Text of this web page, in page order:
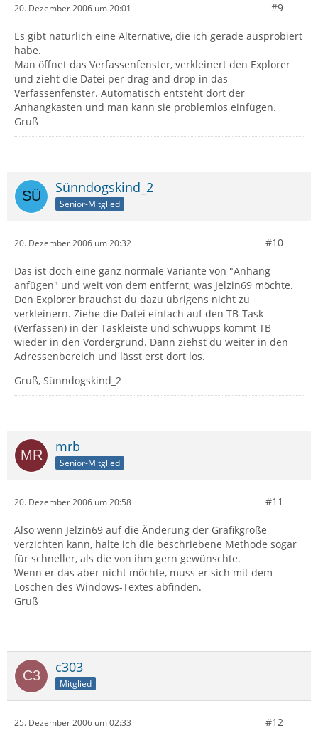
20. Dezember 2006 um 20:01 #9
Es gibt natürlich eine Alternative, die ich gerade ausprobiert
habe.
Man öffnet das Verfassenfenster, verkleinert den Explorer
und zieht die Datei per drag and drop in das
Verfassenfenster. Automatisch entsteht dort der
Anhangkasten und man kann sie problemlos einfügen.
Gruß
Sünndogskind_2
Senior-Mitglied
20. Dezember 2006 um 20:32 #10
Das ist doch eine ganz normale Variante von "Anhang
anfügen" und weit von dem entfernt, was Jelzin69 möchte.
Den Explorer brauchst du dazu übrigens nicht zu
verkleinern. Ziehe die Datei einfach auf den TB-Task
(Verfassen) in der Taskleiste und schwupps kommt TB
wieder in den Vordergrund. Dann ziehst du weiter in den
Adressenbereich und lässt erst dort los.
Gruß, Sünndogskind_2
mrb
Senior-Mitglied
20. Dezember 2006 um 20:58 #11
Also wenn Jelzin69 auf die Änderung der Grafikgröße
verzichten kann, halte ich die beschriebene Methode sogar
für schneller, als die von ihm gern gewünschte.
Wenn er das aber nicht möchte, muss er sich mit dem
Löschen des Windows-Textes abfinden.
Gruß
c303
Mitglied
25. Dezember 2006 um 02:33 #12